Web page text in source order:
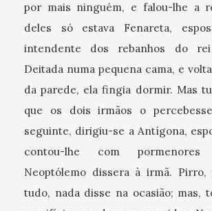
por mais ninguém, e falou-lhe a
deles só estava Fenareta,
intendente dos rebanhos do rei
Deitada numa pequena cama, e
da parede, ela fingia dormir. Mas
que os dois irmãos o
seguinte, dirigiu-se a Antígona,
contou-lhe com
Neoptólemo dissera à irmã.
tudo, nada disse na ocasião; mas,